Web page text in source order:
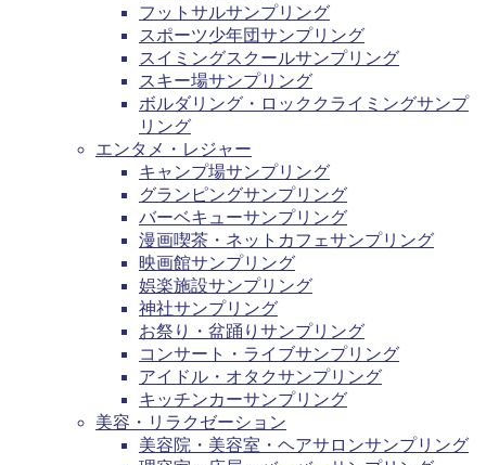
フットサルサンプリング
スポーツ少年団サンプリング
スイミングスクールサンプリング
スキー場サンプリング
ボルダリング・ロッククライミングサンプ
リング
エンタメ・レジャー
キャンプ場サンプリング
グランピングサンプリング
バーベキューサンプリング
漫画喫茶・ネットカフェサンプリング
映画館サンプリング
娯楽施設サンプリング
神社サンプリング
お祭り・盆踊りサンプリング
コンサート・ライブサンプリング
アイドル・オタクサンプリング
キッチンカーサンプリング
美容・リラクゼーション
美容院・美容室・ヘアサロンサンプリング